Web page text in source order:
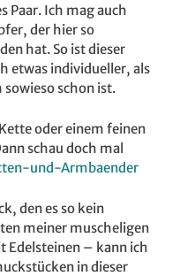
Paar. Ich mag auch
der hier so
hat. So ist dieser
etwas individueller, als
schon ist.
oder einem feinen
schau doch mal
und-Armbaender
den es so kein
meiner muscheligen
Edelsteinen – kann ich
in dieser